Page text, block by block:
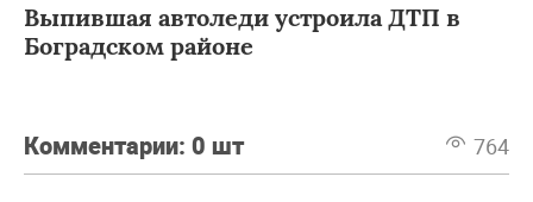
Выпившая автоледи устроила ДТП в
Боградском районе
Комментарии: 0 шт 764